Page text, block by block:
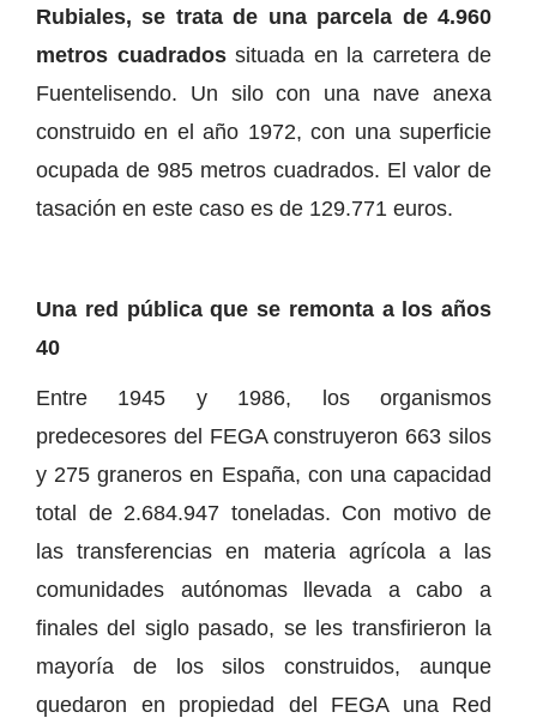
Rubiales, se trata de una parcela de 4.960
metros cuadrados situada en la carretera de
Fuentelisendo. Un silo con una nave anexa
construido en el año 1972, con una superficie
ocupada de 985 metros cuadrados. El valor de
tasación en este caso es de 129.771 euros.
Una red pública que se remonta a los años
40
Entre 1945 y 1986, los organismos
predecesores del FEGA construyeron 663 silos
y 275 graneros en España, con una capacidad
total de 2.684.947 toneladas. Con motivo de
las transferencias en materia agrícola a las
comunidades autónomas llevada a cabo a
finales del siglo pasado, se les transfirieron la
mayoría de los silos construidos, aunque
quedaron en propiedad del FEGA una Red